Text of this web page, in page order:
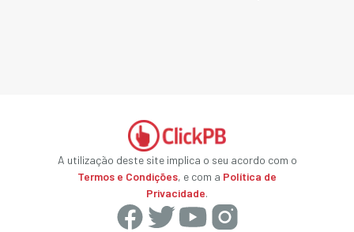
A utilização deste site implica o seu acordo com o
Termos e Condições, e com a Política de
Privacidade.